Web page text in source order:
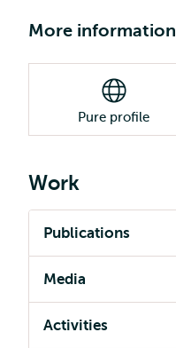
More information
Pure profile
Work
Publications
Media
Activities